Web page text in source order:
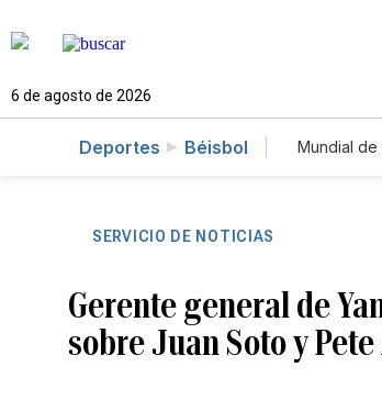
6 de agosto de 2026
Deportes Béisbol Mundial de
SERVICIO DE NOTICIAS
Gerente general de
sobre Juan Soto y